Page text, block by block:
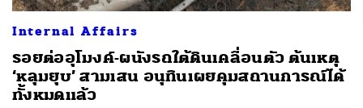
Internal Affairs
รอยต่ออุโมงค์-ผนังรถใต้ดินเคลื่อนตัว ต้นเหตุ
‘หลุมยุบ’ สามเสน อนุทินเผยคุมสถานการณ์ได้
ทั้งหมดแล้ว
SHARE TWEET LINE EMAIL